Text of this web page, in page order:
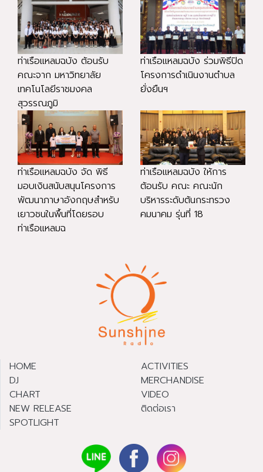
ท่าเรือแหลมฉบัง ต้อนรับ
คณะจาก มหาวิทยาลัย
เทคโนโลยีราชมงคล
สุวรรณภูมิ
ท่าเรือแหลมฉบัง ร่วมพิธีปิด
โครงการดำเนินงานตำบล
ยั่งยืนฯ
ท่าเรือแหลมฉบัง จัด พิธี
มอบเงินสนับสนุนโครงการ
พัฒนาภาษาอังกฤษสำหรับ
เยาวชนในพื้นที่โดยรอบ
ท่าเรือแหลมฉ
ท่าเรือแหลมฉบัง ให้การ
ต้อนรับ คณะ คณะนัก
บริหารระดับต้นกระทรวง
คมนาคม รุ่นที่ 18
HOME
DJ
CHART
NEW RELEASE
SPOTLIGHT
ACTIVITIES
MERCHANDISE
VIDEO
ติดต่อเรา